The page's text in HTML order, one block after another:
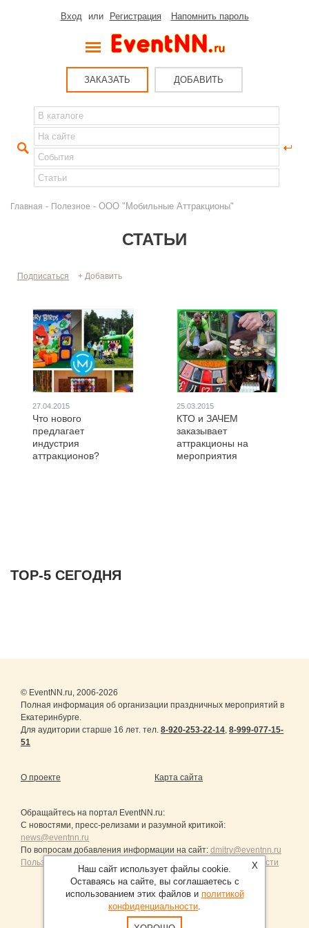
Вход или Регистрация Напомнить пароль
ЗАКАЗАТЬ ДОБАВИТЬ
Главная - Полезное - ООО "Мобильные Аттракционы"
СТАТЬИ
Подписаться + Добавить
27.04.2015
Что нового
предлагает
индустрия
аттракционов?
25.03.2015
КТО и ЗАЧЕМ
заказывает
аттракционы на
мероприятия
ТОР-5 СЕГОДНЯ
© EventNN.ru, 2006-2026
Полная информация об организации праздничных мероприятий в
Екатеринбурге.
Для аудитории старше 16 лет. тел. 8-920-253-22-14, 8-999-077-15-
51
О проекте Карта сайта
Обращайтесь на портал EventNN.ru:
С новостями, пресс-релизами и разумной критикой:
news@eventnn.ru
По вопросам добавления информации на сайт: dmitry@eventnn.ru
Пользовательское Соглашение и политика конфиденциальности
Продвижение сайтов Санкт-Петербург
X
Наш сайт использует файлы cookie.
Оставаясь на сайте, вы соглашаетесь с
использованием этих файлов и политикой
конфиденциальности.